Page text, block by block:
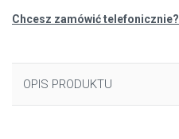
Chcesz zamówić telefonicznie?
OPIS PRODUKTU